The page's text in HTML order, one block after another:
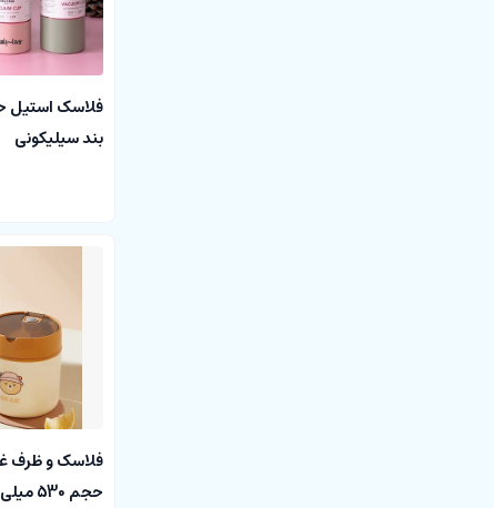
بند سیلیکونی
فلاسک و ظرف
حجم 530 میلی لیتر با بند سیلیکونی